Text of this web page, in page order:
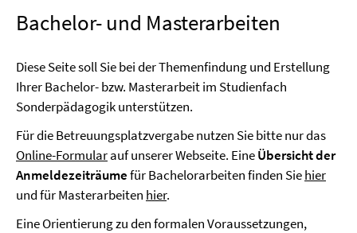
Bachelor- und Masterarbeiten
Diese Seite soll Sie bei der Themenfindung und Erstellung
Ihrer Bachelor- bzw. Masterarbeit im Studienfach
Sonderpädagogik unterstützen.
Für die Betreuungsplatzvergabe nutzen Sie bitte nur das
Online-Formularauf unserer Webseite. EineÜbersicht der
Anmeldezeiträumefür Bachelorarbeiten finden Siehier
und für Masterarbeiten hier.
Eine Orientierung zu den formalen Voraussetzungen,